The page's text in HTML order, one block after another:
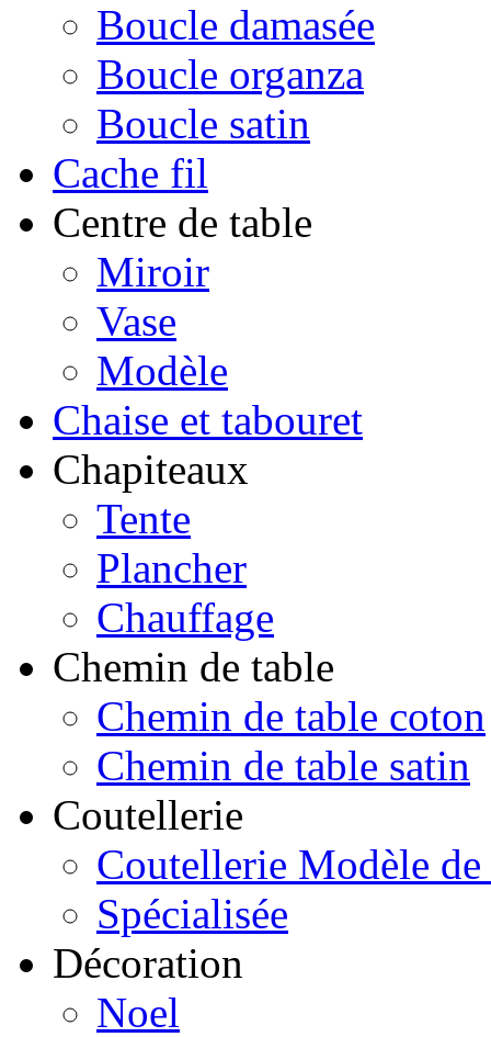
Boucle damasée
Boucle organza
Boucle satin
Cache fil
Centre de table
Miroir
Vase
Modèle
Chaise et tabouret
Chapiteaux
Tente
Plancher
Chauffage
Chemin de table
Chemin de table coton
Chemin de table satin
Coutellerie
Coutellerie Modèle de
Spécialisée
Décoration
Noel